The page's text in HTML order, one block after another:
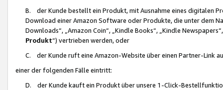
B. der Kunde bestellt ein Produkt, mit Ausnahme eines digitalen
Download einer Amazon Software oder Produkte, die unter dem
Downloads“, „Amazon Coin“, „Kindle Books“, „Kindle
Produkt“) vertrieben werden, oder
C. der Kunde ruft eine Amazon-Website über einen Partner-Link
einer der folgenden Fälle eintritt:
D. der Kunde kauft ein Produkt über unsere 1-Click-